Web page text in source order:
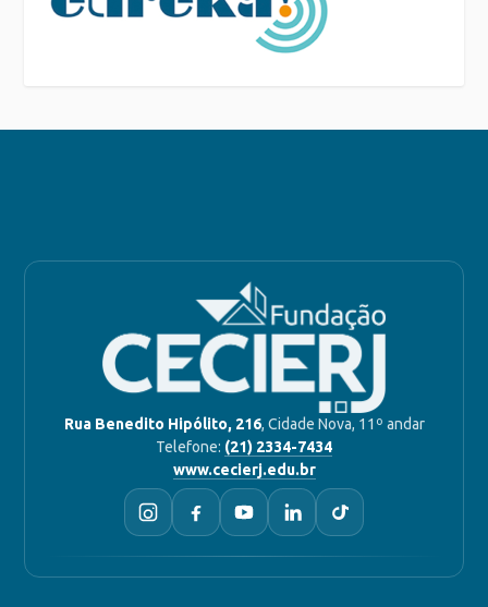
Rua Benedito Hipólito, 216, Cidade Nova, 11º andar
Telefone: (21) 2334-7434
www.cecierj.edu.br